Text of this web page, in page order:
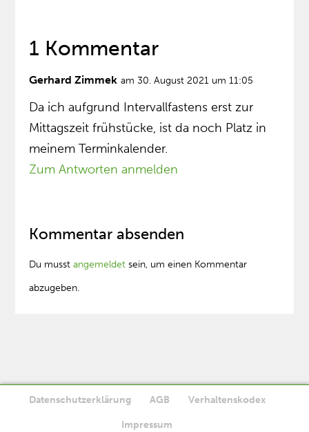
1 Kommentar
Gerhard Zimmek am 30. August 2021 um 11:05
Da ich aufgrund Intervallfastens erst zur
Mittagszeit frühstücke, ist da noch Platz in
meinem Terminkalender.
Zum Antworten anmelden
Kommentar absenden
Du musstangemeldet sein, um einen Kommentar
abzugeben.
Datenschutzerklärung AGB Verhaltenskodex
Impressum